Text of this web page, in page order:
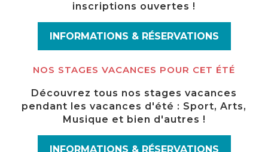
inscriptions ouvertes !
INFORMATIONS & RÉSERVATIONS
NOS STAGES VACANCES POUR CET ÉTÉ
Découvrez tous nos stages vacances
pendant les vacances d'été : Sport, Arts,
Musique et bien d'autres !
INFORMATIONS & RÉSERVATIONS